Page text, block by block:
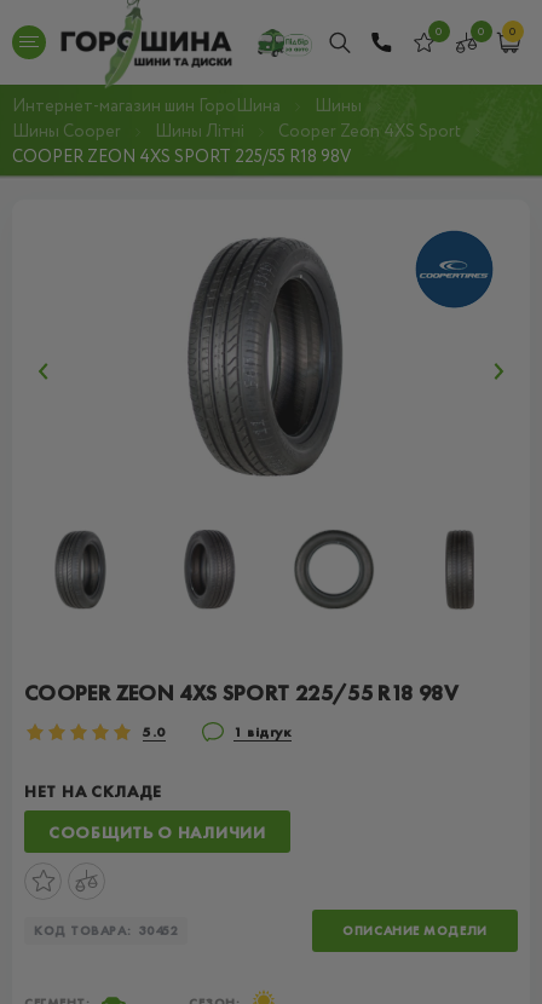
0 0 0
Интернет-магазин шин ГороШина
Шины
Шины Cooper
Шины Літні
Cooper Zeon 4XS Sport
COOPER ZEON 4XS SPORT 225/55 R18 98V
COOPER ZEON 4XS SPORT 225/55 R18 98V
5.0 1 відгук
НЕТ НА СКЛАДЕ
СООБЩИТЬ О НАЛИЧИИ
КОД ТОВАРА: 30452 ОПИСАНИЕ МОДЕЛИ